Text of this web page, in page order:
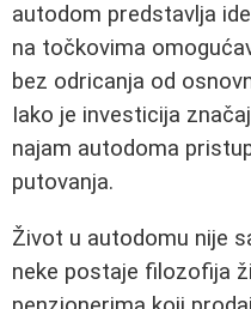
autodom predstavlja
na točkovima
bez odricanja od
Iako je investicija
najam autodoma
putovanja.
Život u autodomu nije
neke postaje filozofija